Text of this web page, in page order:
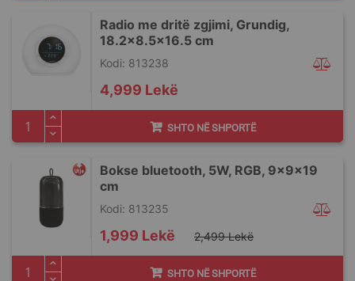
Radio me dritë zgjimi, Grundig,
18.2x8.5x16.5 cm
4,999 Lekë
Kodi: 813238
SHTO NË SHPORTË
Bokse bluetooth, 5W, RGB, 9x9x19
cm
Special
Price
1,999 Lekë 2,499 Lekë
Kodi: 813235
SHTO NË SHPORTË